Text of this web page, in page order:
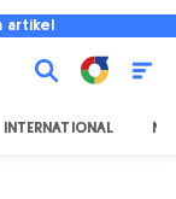
artikel
INTERNATIONAL